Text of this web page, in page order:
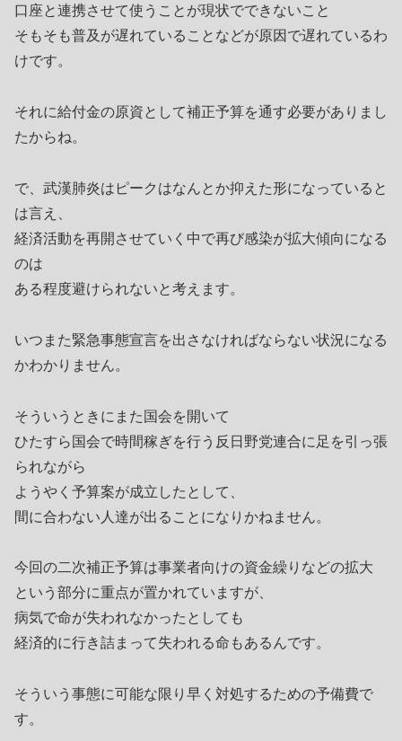
口座と連携させて使うことが現状でできないこと
そもそも普及が遅れていることなどが原因で遅れているわ
けです。
それに給付金の原資として補正予算を通す必要がありまし
たからね。
で、武漢肺炎はピークはなんとか抑えた形になっていると
は言え、
経済活動を再開させていく中で再び感染が拡大傾向になる
のは
ある程度避けられないと考えます。
いつまた緊急事態宣言を出さなければならない状況になる
かわかりません。
そういうときにまた国会を開いて
ひたすら国会で時間稼ぎを行う反日野党連合に足を引っ張
られながら
ようやく予算案が成立したとして、
間に合わない人達が出ることになりかねません。
今回の二次補正予算は事業者向けの資金繰りなどの拡大
という部分に重点が置かれていますが、
病気で命が失われなかったとしても
経済的に行き詰まって失われる命もあるんです。
そういう事態に可能な限り早く対処するための予備費で
す。